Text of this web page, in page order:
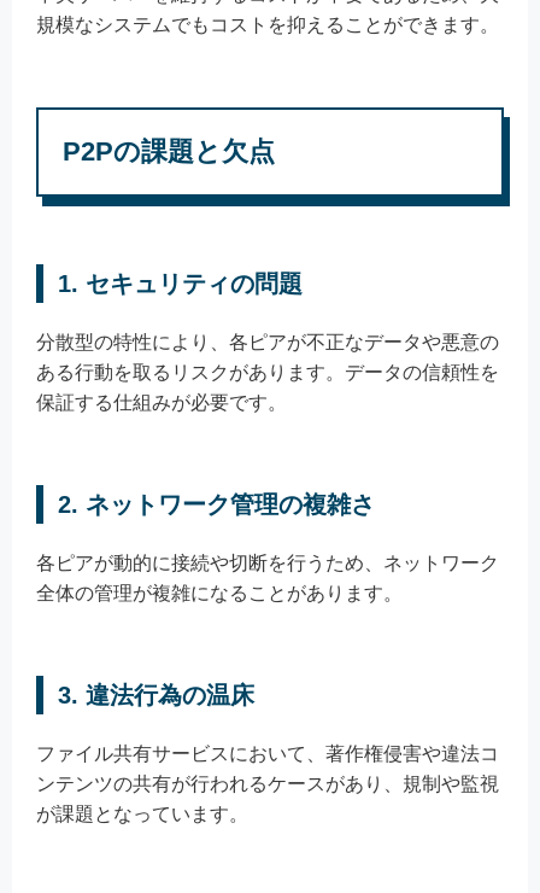
規模なシステムでもコストを抑えることができます。
P2Pの課題と欠点
1. セキュリティの問題
分散型の特性により、各ピアが不正なデータや悪意の
ある行動を取るリスクがあります。データの信頼性を
保証する仕組みが必要です。
2. ネットワーク管理の複雑さ
各ピアが動的に接続や切断を行うため、ネットワーク
全体の管理が複雑になることがあります。
3. 違法行為の温床
ファイル共有サービスにおいて、著作権侵害や違法コ
ンテンツの共有が行われるケースがあり、規制や監視
が課題となっています。